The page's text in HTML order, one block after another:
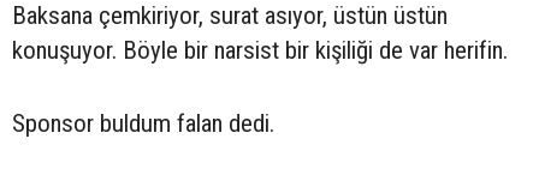
Baksana çemkiriyor, surat asıyor, üstün üstün
konuşuyor. Böyle bir narsist bir kişiliği de var herifin.
Sponsor buldum falan dedi.